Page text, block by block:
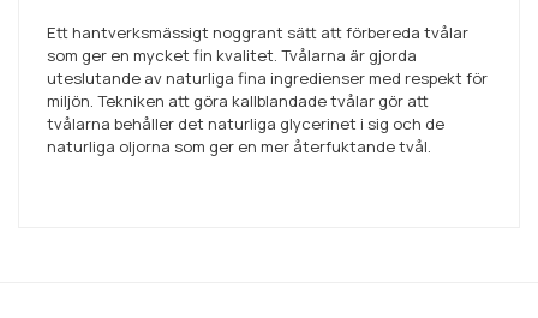
Ett hantverksmässigt noggrant sätt att förbereda tvålar
som ger en mycket fin kvalitet. Tvålarna är gjorda
uteslutande av naturliga fina ingredienser med respekt för
miljön. Tekniken att göra kallblandade tvålar gör att
tvålarna behåller det naturliga glycerinet i sig och de
naturliga oljorna som ger en mer återfuktande tvål.